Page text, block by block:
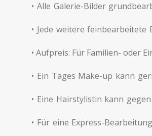
• Alle Galerie-Bilder
• Jede weitere feinbearbeitete
• Aufpreis: Für Familien- oder
• Ein Tages Make-up kann
• Eine Hairstylistin kann
• Für eine Express-